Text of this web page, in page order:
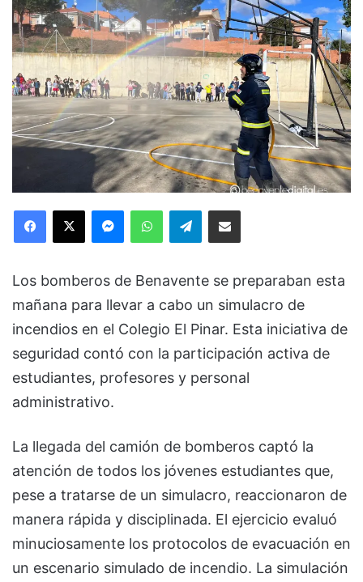
Facebook
X MessengerWhatsAppTelegramCompartir via Email
Los bomberos de Benavente se preparaban esta
mañana para llevar a cabo un simulacro de
incendios en el Colegio El Pinar. Esta iniciativa de
seguridad contó con la participación activa de
estudiantes, profesores y personal
administrativo.
La llegada del camión de bomberos captó la
atención de todos los jóvenes estudiantes que,
pese a tratarse de un simulacro, reaccionaron de
manera rápida y disciplinada. El ejercicio evaluó
minuciosamente los protocolos de evacuación en
un escenario simulado de incendio. La simulación